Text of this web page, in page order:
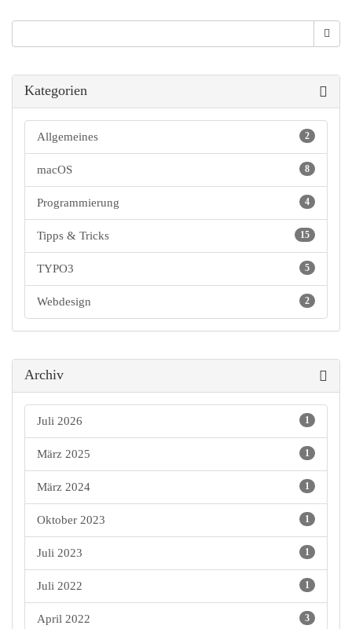
Kategorien
2
Allgemeines
8
macOS
4
Programmierung
15
Tipps & Tricks
5
TYPO3
2
Webdesign
Archiv
1
Juli 2026
1
März 2025
1
März 2024
1
Oktober 2023
1
Juli 2023
1
Juli 2022
3
April 2022